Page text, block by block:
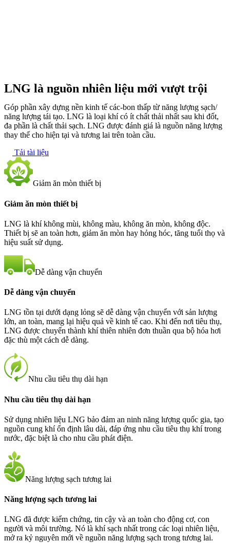
LNG là nguồn nhiên liệu mới vượt trội
Góp phần xây dựng nền kinh tế các-bon thấp từ năng lượng sạch/
năng lượng tái tạo. LNG là loại khí có ít chất thải nhất sau khi đốt,
đa phần là chất thải sạch. LNG được đánh giá là nguồn năng lượng
thay thế cho hiện tại và tương lai trên toàn cầu.
Tải tài liệu
Giảm ăn mòn thiết bị
Giảm ăn mòn thiết bị
LNG là khí không mùi, không màu, không ăn mòn, không độc.
Thiết bị sẽ an toàn hơn, giảm ăn mòn hay hỏng hóc, tăng tuổi thọ và
hiệu suất sử dụng.
Dễ dàng vận chuyển
Dễ dàng vận chuyển
LNG tồn tại dưới dạng lỏng sẽ dễ dàng vận chuyển với sản lượng
lớn, an toàn, mang lại hiệu quả về kinh tế cao. Khi đến nơi tiêu thụ,
LNG được chuyển thành khí thiên nhiên đơn thuần qua bộ hóa hơi
đặc thù một cách dễ dàng.
Nhu cầu tiêu thụ dài hạn
Nhu cầu tiêu thụ dài hạn
Sử dụng nhiên liệu LNG bảo đảm an ninh năng lượng quốc gia, tạo
nguồn cung khí ổn định lâu dài, đáp ứng nhu cầu tiêu thụ khí trong
nước, đặc biệt là cho nhu cầu phát điện.
Năng lượng sạch tương lai
Năng lượng sạch tương lai
LNG đã được kiểm chứng, tin cậy và an toàn cho động cơ, con
người và môi trường. Nó là khí sạch nhất trong các loại nhiên liệu,
mở ra kỷ nguyên mới về nguồn năng lượng sạch trong tương lai.